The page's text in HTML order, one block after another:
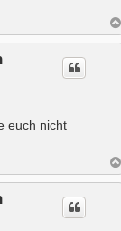
euch nicht